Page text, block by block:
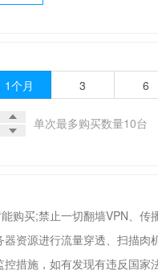
1个月 3 6
单次最多购买数量10台
购买;禁止一切翻墙VPN、
资源进行流量穿透、扫描
措施，如有发现有违反国